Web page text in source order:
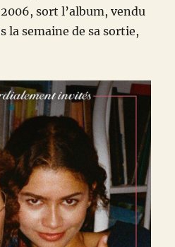
sort l’album, vendu
la semaine de sa sortie,